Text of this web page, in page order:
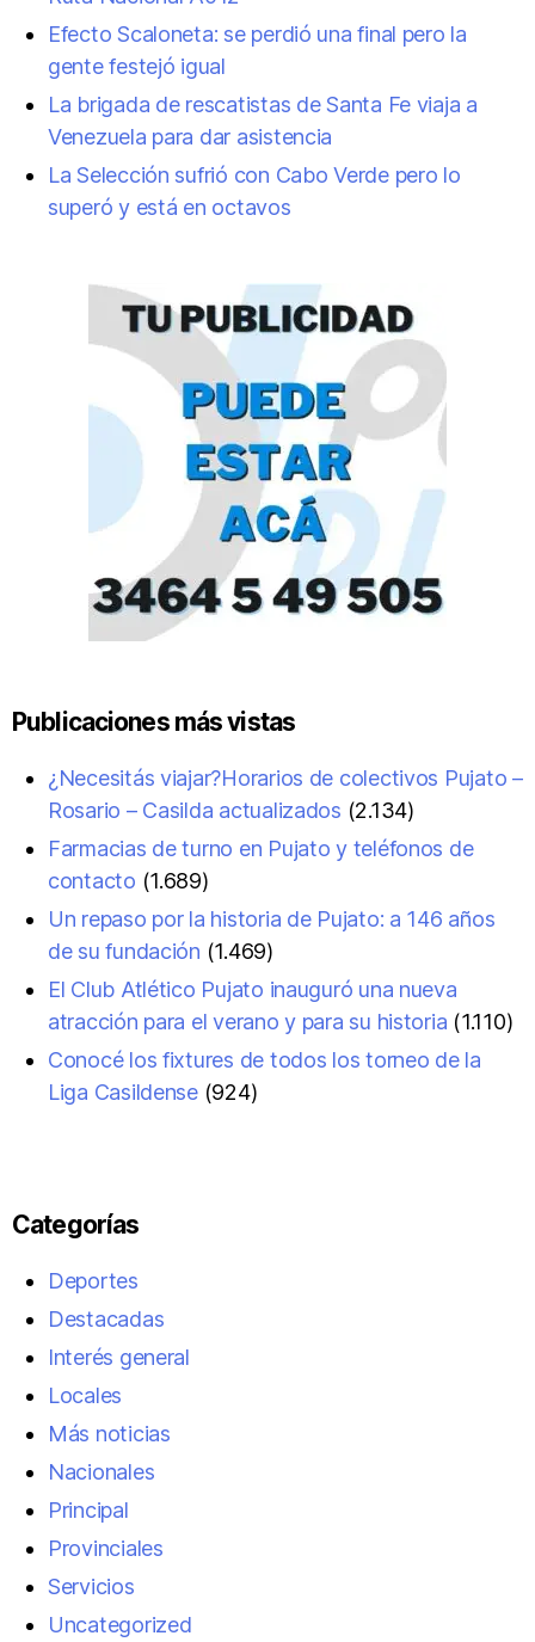
Efecto Scaloneta: se perdió una final pero la
gente festejó igual
La brigada de rescatistas de Santa Fe viaja a
Venezuela para dar asistencia
La Selección sufrió con Cabo Verde pero lo
superó y está en octavos
Publicaciones más vistas
¿Necesitás viajar?Horarios de colectivos Pujato –
Rosario – Casilda actualizados (2.134)
Farmacias de turno en Pujato y teléfonos de
contacto (1.689)
Un repaso por la historia de Pujato: a 146 años
de su fundación (1.469)
El Club Atlético Pujato inauguró una nueva
atracción para el verano y para su historia (1.110)
Conocé los fixtures de todos los torneo de la
Liga Casildense (924)
Categorías
Deportes
Destacadas
Interés general
Locales
Más noticias
Nacionales
Principal
Provinciales
Servicios
Uncategorized